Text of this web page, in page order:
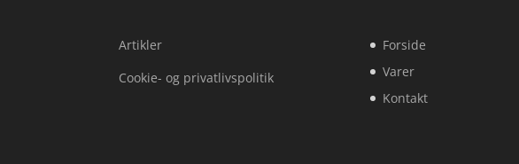
Artikler
Cookie- og privatlivspolitik
Forside
Varer
Kontakt